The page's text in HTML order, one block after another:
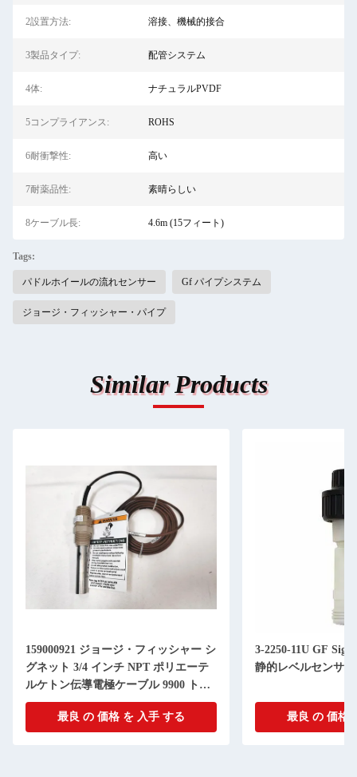
2設置方法: 溶接、機械的接合
3製品タイプ: 配管システム
4体: ナチュラルPVDF
5コンプライアンス: ROHS
6耐衝撃性: 高い
7耐薬品性: 素晴らしい
8ケーブル長: 4.6m (15フィート)
Tags:
パドルホイールの流れセンサー Gf パイプシステム
ジョージ・フィッシャー・パイプ
Similar Products
159000921 ジョージ・フィッシャー シ
グネット 3/4 インチ NPT ポリエーテ
ルケトン伝導電極ケーブル 9900 トラ
ンスミッター
最良 の 価格 を 入手 する
3-2250-11U GF
静的レベルセンサー
最良 の 価格